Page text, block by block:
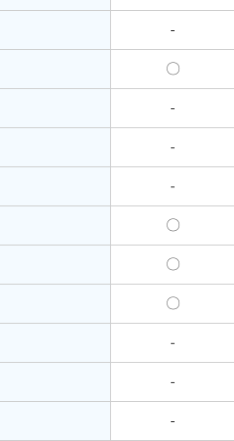
-
〇
-
-
-
〇
〇
〇
-
-
-